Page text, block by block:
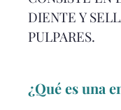
DIENTE Y
PULPARES.
¿Qué es una